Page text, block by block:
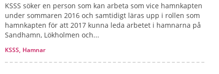
KSSS söker en person som kan arbeta som vice hamnkapten
under sommaren 2016 och samtidigt läras upp i rollen som
hamnkapten för att 2017 kunna leda arbetet i hamnarna på
Sandhamn, Lökholmen och...
KSSS, Hamnar